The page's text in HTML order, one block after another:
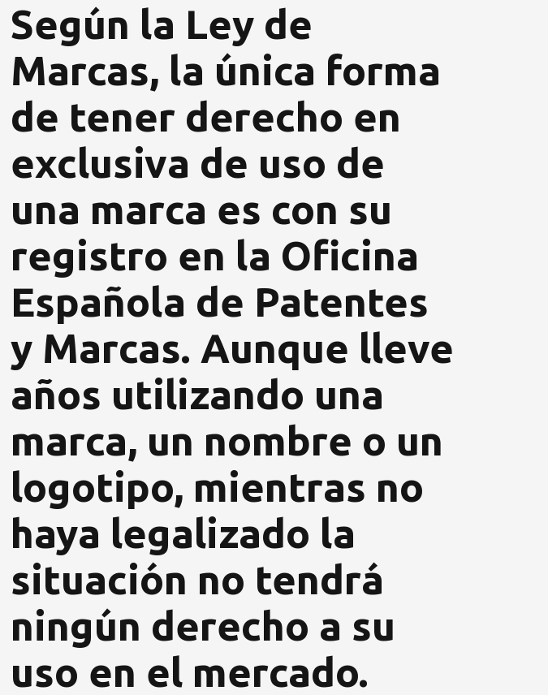
Según la Ley de
Marcas, la única forma
de tener derecho en
exclusiva de uso de
una marca es con su
registro en la Oficina
Española de Patentes
y Marcas. Aunque lleve
años utilizando una
marca, un nombre o un
logotipo, mientras no
haya legalizado la
situación no tendrá
ningún derecho a su
uso en el mercado.